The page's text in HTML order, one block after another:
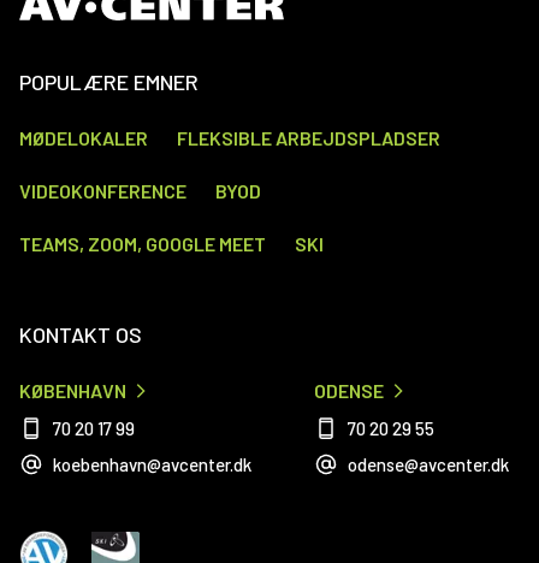
POPULÆRE EMNER
MØDELOKALER FLEKSIBLE ARBEJDSPLADSER
VIDEOKONFERENCE BYOD
TEAMS, ZOOM, GOOGLE MEET SKI
KONTAKT OS
KØBENHAVN
70 20 17 99
koebenhavn@avcenter.dk
ODENSE
70 20 29 55
odense@avcenter.dk